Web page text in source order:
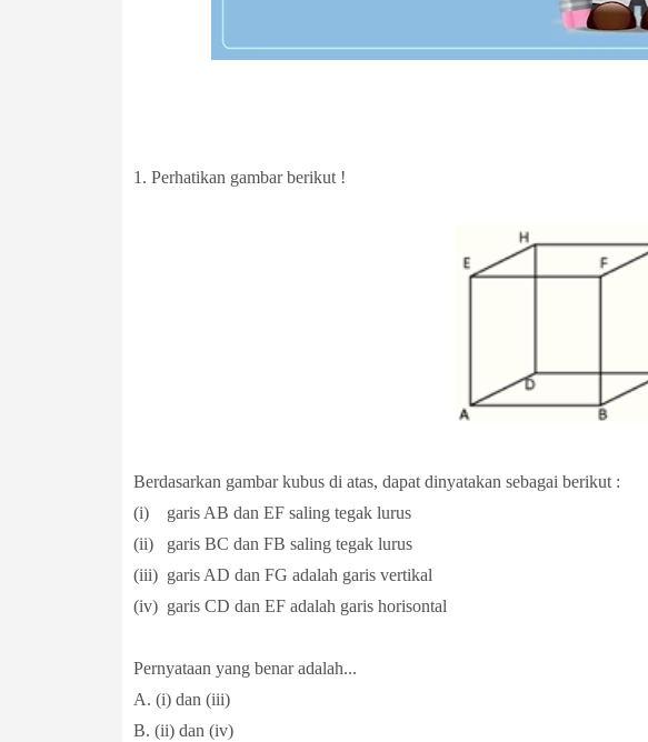
1. Perhatikan gambar berikut !
Berdasarkan gambar kubus di atas, dapat dinyatakan sebagai berikut :
(i) garis AB dan EF saling tegak lurus
(ii) garis BC dan FB saling tegak lurus
(iii) garis AD dan FG adalah garis vertikal
(iv) garis CD dan EF adalah garis horisontal
Pernyataan yang benar adalah...
A. (i) dan (iii)
B. (ii) dan (iv)